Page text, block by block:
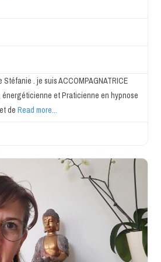
Stéfanie . je suis ACCOMPAGNATRICE
énergéticienne et Praticienne en hypnose
deRead more...